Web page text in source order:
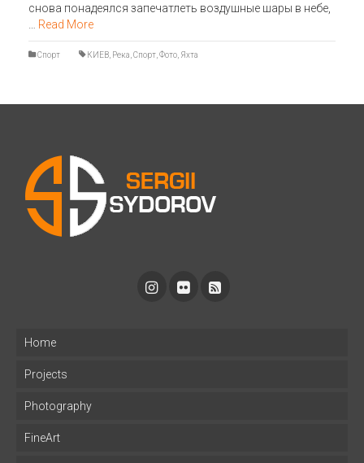
снова понадеялся запечатлеть воздушные шары в небе,
… Read More
Спорт КИЕВ, Река,Спорт,Фото, Яхта
Home
Projects
Photography
FineArt